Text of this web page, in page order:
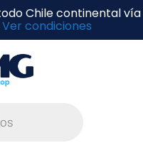
Chile continental vía
Ver condiciones